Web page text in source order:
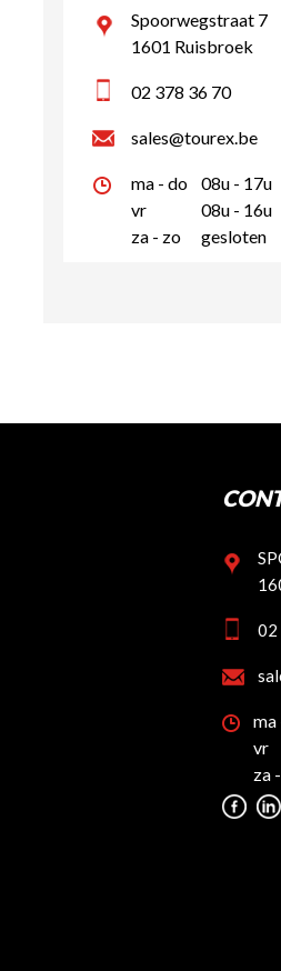
Spoorwegstraat 7
1601 Ruisbroek
02 378 36 70
sales@tourex.be
ma - do
08u - 17u
vr
08u - 16u
za - zo
gesloten
02
ma
vr
za